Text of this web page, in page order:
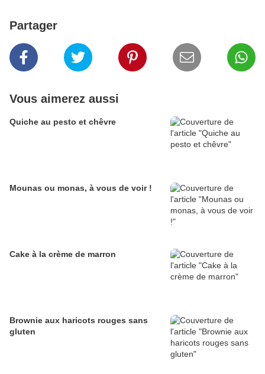
Partager
Vous aimerez aussi
Quiche au pesto et chêvre
Mounas ou monas, à vous de voir !
Cake à la crème de marron
Brownie aux haricots rouges sans
gluten